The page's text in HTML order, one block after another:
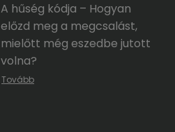
A hűség kódja – Hogyan
előzd meg a megcsalást,
mielőtt még eszedbe jutott
volna?
Tovább